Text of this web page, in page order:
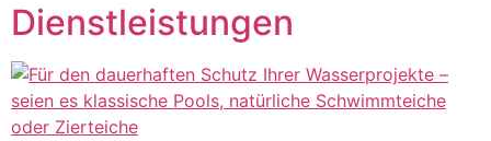
Dienstleistungen